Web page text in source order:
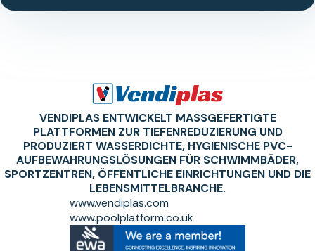
VENDIPLAS ENTWICKELT MASSGEFERTIGTE P
LATTFORMEN ZUR TIEFENREDUZIERUNG UND P
RODUZIERT WASSERDICHTE, HYGIENISCHE PVC-A
UFBEWAHRUNGSLÖSUNGEN FÜR SCHWIMMBÄDER, S
PORTZENTREN, ÖFFENTLICHE EINRICHTUNGEN UND DIE L
EBENSMITTELBRANCHE.
www.vendiplas.com
www.poolplatform.co.uk